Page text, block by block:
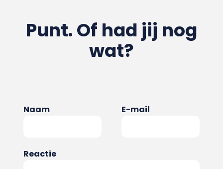
Punt. Of had jij nog
wat?
Naam E-mail
Reactie